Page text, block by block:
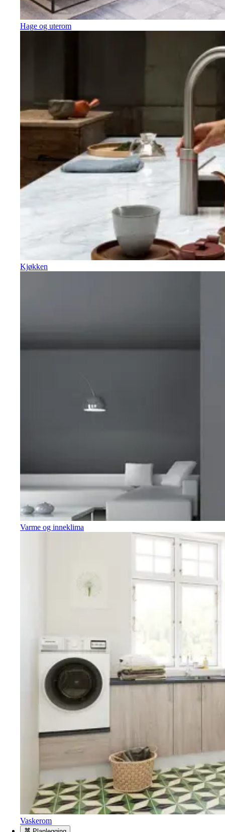
Hage og uterom
Kjøkken
Varme og inneklima
Vaskerom